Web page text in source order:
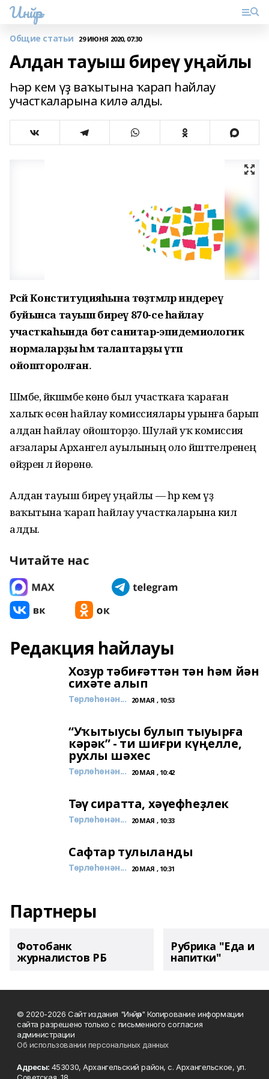
Инйәр
Общие статьи 29 ИЮНЯ 2020, 07:30
Алдан тауыш биреү уңайлы
Һәр кем үҙ ваҡытына ҡарап һайлау
участкаларына килә алды.
Рәсәй Конституцияһына төҙәтмәләр индереү
буйынса тауыш биреү 870-се һайлау
участкаһында бөтә санитар-эпидемиологик
нормаларҙы һәм талаптарҙы үтәп
ойошторолған.
Шәмбе, йәкшәмбе көнө был участкаға ҡараған
халыҡ өсөн һайлау комиссиялары урынға барып
алдан һайлау ойошторҙо. Шулай уҡ комиссия
ағзалары Архангел ауылының оло йәштәгеләренең
өйҙәренә лә йөрөнө.
Алдан тауыш биреү уңайлы — һәр кем үҙ
ваҡытына ҡарап һайлау участкаларына килә
алды.
Читайте нас
Редакция һайлауы
Хозур тәбиғәттән тән һәм йән
сихәте алып
Төрлөһөнән... 20 МАЯ , 10:53
“Уҡытыусы булып тыуырға
кәрәк” - ти шиғри күңелле,
рухлы шәхес
Төрлөһөнән... 20 МАЯ , 10:42
Тәү сиратта, хәүефһеҙлек
Төрлөһөнән... 20 МАЯ , 10:33
Сафтар тулыланды
Төрлөһөнән... 20 МАЯ , 10:31
Партнеры
Фотобанк
журналистов РБ
Рубрика "Еда и
напитки"
© 2020-2026 Сайт издания "Инйәр" Копирование информации
сайта разрешено только с письменного согласия
администрации
Об использовании персональных данных
Адресы: 453030, Архангельский район, с. Архангельское, ул.